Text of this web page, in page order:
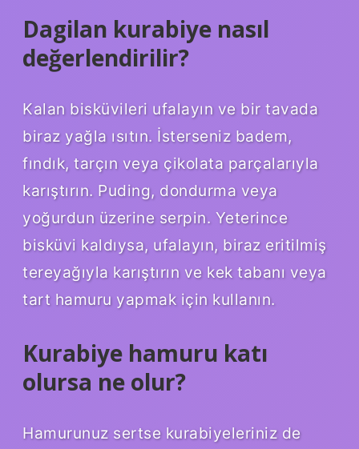
Dagilan kurabiye nasıl
değerlendirilir?
Kalan bisküvileri ufalayın ve bir tavada
biraz yağla ısıtın. İsterseniz badem,
fındık, tarçın veya çikolata parçalarıyla
karıştırın. Puding, dondurma veya
yoğurdun üzerine serpin. Yeterince
bisküvi kaldıysa, ufalayın, biraz eritilmiş
tereyağıyla karıştırın ve kek tabanı veya
tart hamuru yapmak için kullanın.
Kurabiye hamuru katı
olursa ne olur?
Hamurunuz sertse kurabiyeleriniz de